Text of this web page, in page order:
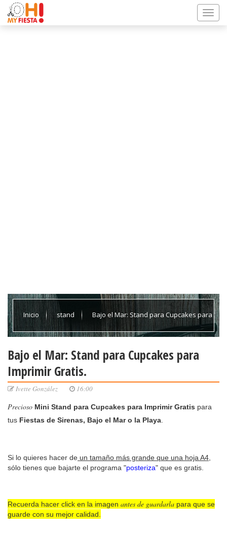
Inicio stand Bajo el Mar: Stand para Cupcakes para
Bajo el Mar: Stand para Cupcakes para
Imprimir Gratis.
Ivette González 16:00
Precioso Mini Stand para Cupcakes para Imprimir Gratis para
tus Fiestas de Sirenas, Bajo el Mar o la Playa
Si lo quieres hacer de un tamaño más grande que una hoja A4
sólo tienes que bajarte el programa "posteriza" que es gratis.
Recuerda hacer click en la imagen antes de guardarla para que se
guarde con su mejor calidad.